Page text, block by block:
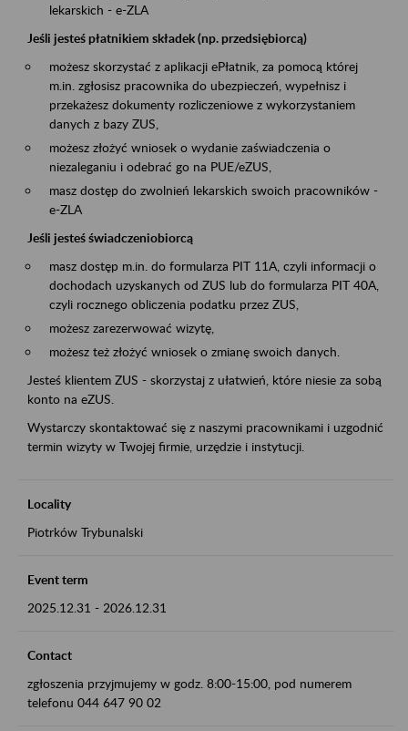
lekarskich - e-ZLA
Jeśli jesteś płatnikiem składek (np. przedsiębiorcą)
możesz skorzystać z aplikacji ePłatnik, za pomocą której
m.in. zgłosisz pracownika do ubezpieczeń, wypełnisz i
przekażesz dokumenty rozliczeniowe z wykorzystaniem
danych z bazy ZUS,
możesz złożyć wniosek o wydanie zaświadczenia o
niezaleganiu i odebrać go na PUE/eZUS,
masz dostęp do zwolnień lekarskich swoich pracowników -
e-ZLA
Jeśli jesteś świadczeniobiorcą
masz dostęp m.in. do formularza PIT 11A, czyli informacji o
dochodach uzyskanych od ZUS lub do formularza PIT 40A,
czyli rocznego obliczenia podatku przez ZUS,
możesz zarezerwować wizytę,
możesz też złożyć wniosek o zmianę swoich danych.
Jesteś klientem ZUS - skorzystaj z ułatwień, które niesie za sobą
konto na eZUS.
Wystarczy skontaktować się z naszymi pracownikami i uzgodnić
termin wizyty w Twojej firmie, urzędzie i instytucji.
Locality
Piotrków Trybunalski
Event term
2025.12.31 - 2026.12.31
Contact
zgłoszenia przyjmujemy w godz. 8:00-15:00, pod numerem
telefonu 044 647 90 02